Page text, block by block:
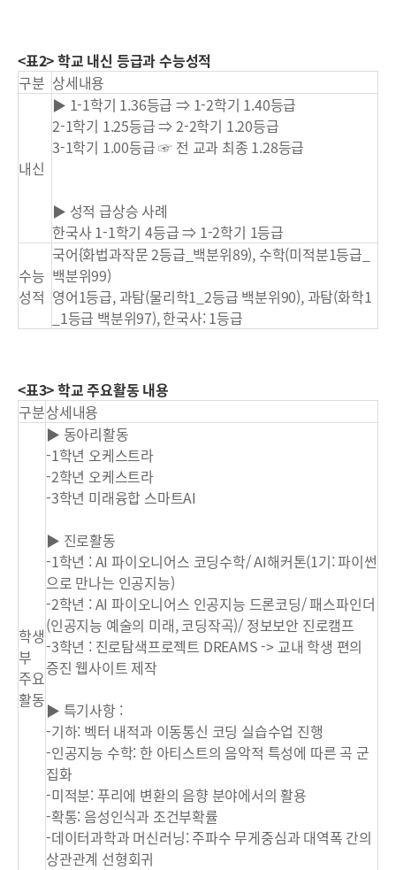
<표2> 학교 내신 등급과 수능성적
구분 상세내용
내신
▶ 1-1학기 1.36등급 ⇒ 1-2학기 1.40등급
2-1학기 1.25등급 ⇒ 2-2학기 1.20등급
3-1학기 1.00등급 ☞ 전 교과 최종 1.28등급
▶ 성적 급상승 사례
한국사 1-1학기 4등급 ⇒ 1-2학기 1등급
수능
성적
국어{화법과작문 2등급_백분위89), 수학(미적분1등급_
백분위99)
영어1등급, 과탐(물리학1_2등급 백분위90), 과탐(화학1
_1등급 백분위97), 한국사: 1등급
<표3> 학교 주요활동 내용
구분상세내용
학생
부
주요
활동
▶ 동아리활동
-1학년 오케스트라
-2학년 오케스트라
-3학년 미래융합 스마트AI
▶ 진로활동
-1학년 : AI 파이오니어스 코딩수학/ AI해커톤(1기: 파이썬
으로 만나는 인공지능)
-2학년 : AI 파이오니어스 인공지능 드론코딩/ 패스파인더
(인공지능 예술의 미래, 코딩작곡)/ 정보보안 진로캠프
-3학년 : 진로탐색프로젝트 DREAMS -> 교내 학생 편의
증진 웹사이트 제작
▶ 특기사항 :
-기하: 벡터 내적과 이동통신 코딩 실습수업 진행
-인공지능 수학: 한 아티스트의 음악적 특성에 따른 곡 군
집화
-미적분: 푸리에 변환의 음향 분야에서의 활용
-확통: 음성인식과 조건부확률
-데이터과학과 머신러닝: 주파수 무게중심과 대역폭 간의
상관관계 선형회귀